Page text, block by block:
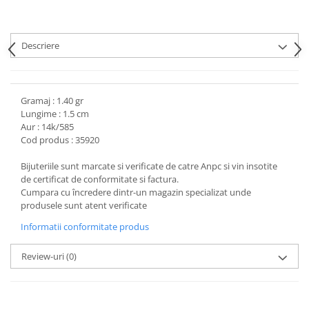
Descriere
Gramaj : 1.40 gr
Lungime : 1.5 cm
Aur : 14k/585
Cod produs : 35920
Bijuteriile sunt marcate si verificate de catre Anpc si vin insotite
de certificat de conformitate si factura.
Cumpara cu încredere dintr-un magazin specializat unde
produsele sunt atent verificate
Informatii conformitate produs
Review-uri(0)